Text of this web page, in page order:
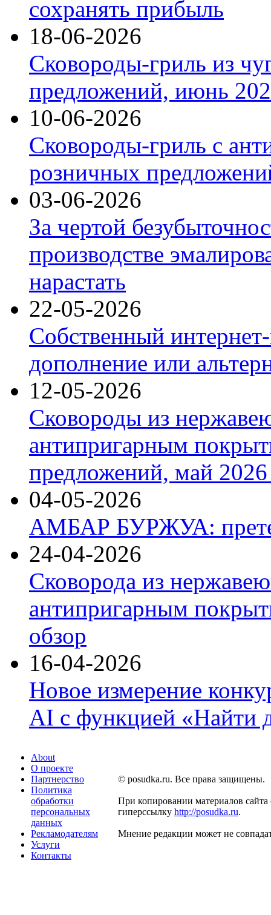
сохранять прибыль
18-06-2026
Сковороды-гриль из
предложений, июнь
10-06-2026
Сковороды-гриль с
розничных
03-06-2026
За чертой
производстве
нарастать
22-05-2026
Собственный
дополнение или
12-05-2026
Сковороды из
антипригарным
предложений, май 2026
04-05-2026
АМБАР БУРЖУА:
24-04-2026
Сковорода из
антипригарным
обзор
16-04-2026
Новое измерение
AI с функцией «Найти
About
О проекте
Партнерство
Политика
обработки
персональных
данных
Рекламодателям
Услуги
Контакты
© posudka.ru. Все права защищены.
При копировании материалов сайта
гиперссылку http://posudka.ru.
Мнение редакции может не